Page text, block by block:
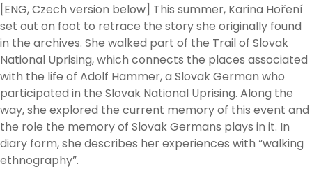
[ENG, Czech version below] This summer, Karina Hoření
set out on foot to retrace the story she originally found
in the archives. She walked part of the Trail of Slovak
National Uprising, which connects the places associated
with the life of Adolf Hammer, a Slovak German who
participated in the Slovak National Uprising. Along the
way, she explored the current memory of this event and
the role the memory of Slovak Germans plays in it. In
diary form, she describes her experiences with “walking
ethnography”.